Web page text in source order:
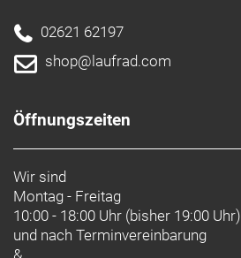
02621 62197
shop@laufrad.com
Öffnungszeiten
Wir sind
Montag - Freitag
10:00 - 18:00 Uhr (bisher 19:00 Uhr)
und nach Terminvereinbarung
&